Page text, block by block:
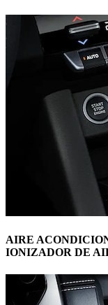
AIRE
IONIZADOR DE